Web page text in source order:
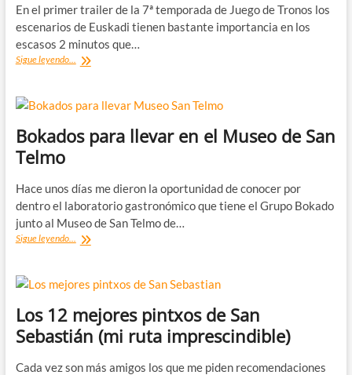
nacer
En el primer trailer de la 7ª temporada de Juego de Tronos los
escenarios de Euskadi tienen bastante importancia en los
escasos 2 minutos que…
Sigue leyendo... Juego
en
Euskadi:
escenarios
7ª
temporada
Bokados para llevar en el Museo de San
Telmo
Hace unos días me dieron la oportunidad de conocer por
dentro el laboratorio gastronómico que tiene el Grupo Bokado
junto al Museo de San Telmo de…
Sigue leyendo... Bokados
en
Museo
de
San
Los 12 mejores pintxos de San
Sebastián (mi ruta imprescindible)
Cada vez son más amigos los que me piden recomendaciones